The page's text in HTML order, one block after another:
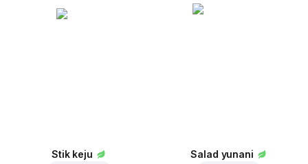
Stik keju Salad yunani